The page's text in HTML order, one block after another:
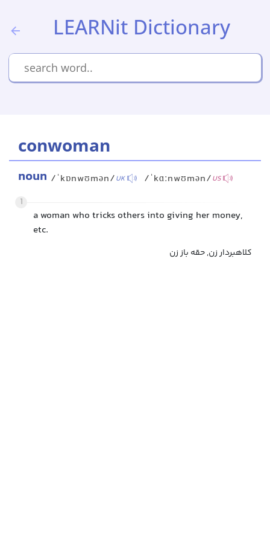
LEARNit Dictionary
conwoman
noun /ˈkɒnwʊmən/UK /ˈkɑːnwʊmən/US
1
a woman who tricks others into giving her money,
etc.
کلاهبردار زن, حقه باز زن